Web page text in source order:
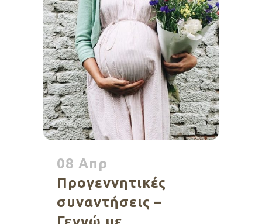
08 Απρ
Προγεννητικές
συναντήσεις –